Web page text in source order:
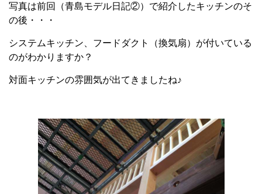
写真は前回（青島モデル日記②）で紹介したキッチンのそ
の後・・・
システムキッチン、フードダクト（換気扇）が付いている
のがわかりますか？
対面キッチンの雰囲気が出てきましたね♪